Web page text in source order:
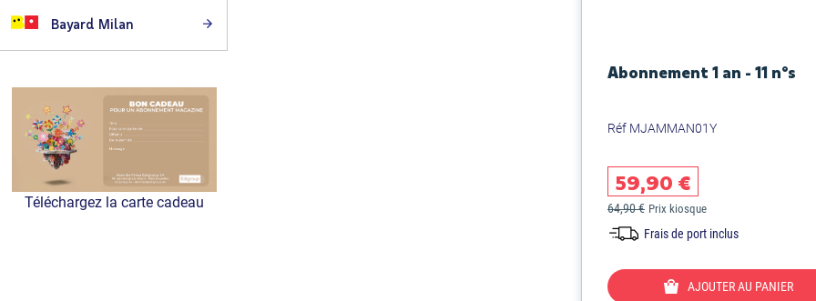
Abonnement 1 an - 11 n°s
Réf MJAMMAN01Y
59,90 €
64,90 € Prix kiosque
Frais de port inclus
AJOUTER AU PANIER
Bayard Milan
Téléchargez la carte cadeau